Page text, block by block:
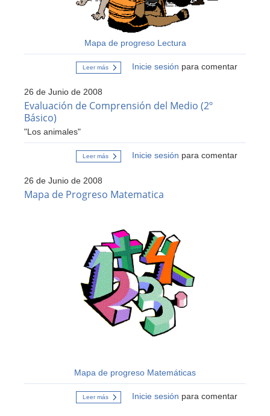
Mapa de progreso Lectura
Leer más sobre
Mapa
Lectura
Inicie sesión para comentar
26 de Junio de 2008
Evaluación de Comprensión del Medio (2º
Básico)
"Los animales"
Leer más sobre
Evaluación
del
Medio
Inicie sesión para comentar
26 de Junio de 2008
Mapa de Progreso Matematica
Mapa de progreso Matemáticas
Leer más sobre
Mapa
Inicie sesión para comentar